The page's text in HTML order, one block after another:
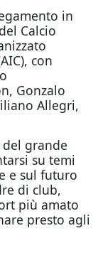
in
Calcio
con
Gonzalo
Allegri,
del grande
su temi
e sul futuro
di club,
più amato
presto agli